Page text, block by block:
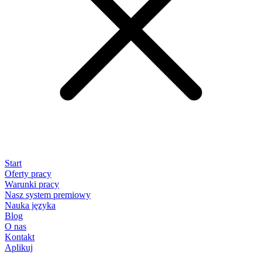
Start
Oferty pracy
Warunki pracy
Nasz system premiowy
Nauka języka
Blog
O nas
Kontakt
Aplikuj